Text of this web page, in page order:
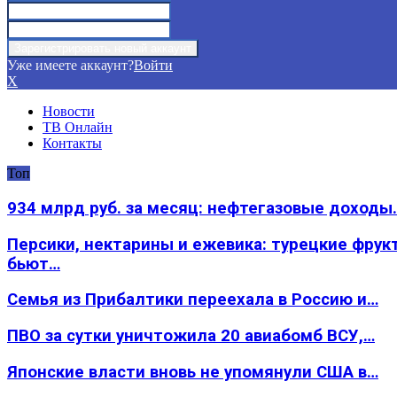
Уже имеете аккаунт?Войти
X
Новости
ТВ Онлайн
Контакты
Топ
934 млрд руб. за месяц: нефтегазовые
Персики, нектарины и ежевика: турецкие
бьют…
Семья из Прибалтики переехала в Россию и…
ПВО за сутки уничтожила 20 авиабомб ВСУ,…
Японские власти вновь не упомянули США в…